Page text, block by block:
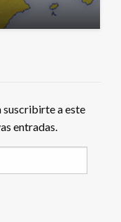
a este
entradas.